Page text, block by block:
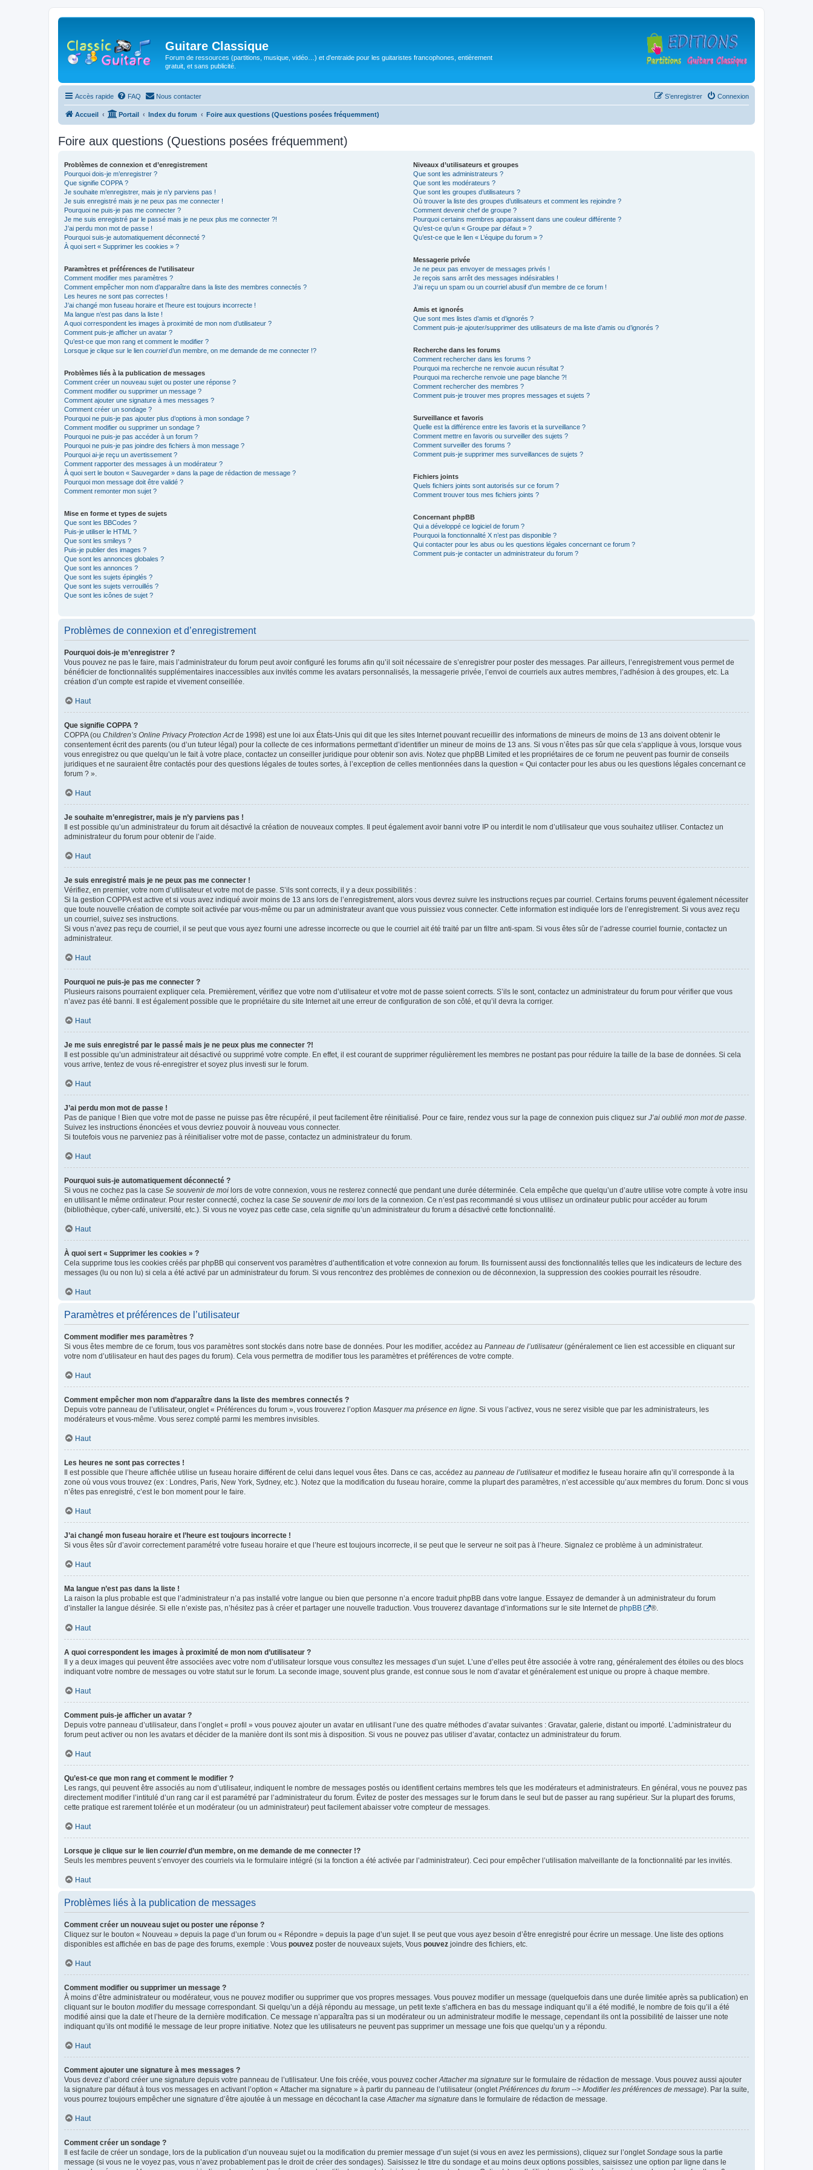
Guitare Classique
Forum de ressources (partitions, musique, vidéo…) et d'entraide pour les guitaristes francophones, entièrement
gratuit, et sans publicité.
Accès rapide FAQ Nous contacter Connexion
S’enregistrer
Accueil Portail Index du forum Foire aux questions (Questions posées fréquemment)
Foire aux questions (Questions posées fréquemment)
Problèmes de connexion et d’enregistrement
Pourquoi dois-je m’enregistrer ?
Que signifie COPPA ?
Je souhaite m’enregistrer, mais je n’y parviens pas !
Je suis enregistré mais je ne peux pas me connecter !
Pourquoi ne puis-je pas me connecter ?
Je me suis enregistré par le passé mais je ne peux plus me connecter ?!
J’ai perdu mon mot de passe !
Pourquoi suis-je automatiquement déconnecté ?
À quoi sert « Supprimer les cookies » ?
Paramètres et préférences de l’utilisateur
Comment modifier mes paramètres ?
Comment empêcher mon nom d’apparaître dans la liste des membres connectés ?
Les heures ne sont pas correctes !
J’ai changé mon fuseau horaire et l’heure est toujours incorrecte !
Ma langue n’est pas dans la liste !
A quoi correspondent les images à proximité de mon nom d’utilisateur ?
Comment puis-je afficher un avatar ?
Qu’est-ce que mon rang et comment le modifier ?
Lorsque je clique sur le lien courrield’un membre, on me demande de me connecter !?
Problèmes liés à la publication de messages
Comment créer un nouveau sujet ou poster une réponse ?
Comment modifier ou supprimer un message ?
Comment ajouter une signature à mes messages ?
Comment créer un sondage ?
Pourquoi ne puis-je pas ajouter plus d’options à mon sondage ?
Comment modifier ou supprimer un sondage ?
Pourquoi ne puis-je pas accéder à un forum ?
Pourquoi ne puis-je pas joindre des fichiers à mon message ?
Pourquoi ai-je reçu un avertissement ?
Comment rapporter des messages à un modérateur ?
À quoi sert le bouton « Sauvegarder » dans la page de rédaction de message ?
Pourquoi mon message doit être validé ?
Comment remonter mon sujet ?
Mise en forme et types de sujets
Que sont les BBCodes ?
Puis-je utiliser le HTML ?
Que sont les smileys ?
Puis-je publier des images ?
Que sont les annonces globales ?
Que sont les annonces ?
Que sont les sujets épinglés ?
Que sont les sujets verrouillés ?
Que sont les icônes de sujet ?
Niveaux d’utilisateurs et groupes
Que sont les administrateurs ?
Que sont les modérateurs ?
Que sont les groupes d’utilisateurs ?
Où trouver la liste des groupes d’utilisateurs et comment les rejoindre ?
Comment devenir chef de groupe ?
Pourquoi certains membres apparaissent dans une couleur différente ?
Qu’est-ce qu’un « Groupe par défaut » ?
Qu’est-ce que le lien « L’équipe du forum » ?
Messagerie privée
Je ne peux pas envoyer de messages privés !
Je reçois sans arrêt des messages indésirables !
J’ai reçu un spam ou un courriel abusif d’un membre de ce forum !
Amis et ignorés
Que sont mes listes d’amis et d’ignorés ?
Comment puis-je ajouter/supprimer des utilisateurs de ma liste d’amis ou d’ignorés ?
Recherche dans les forums
Comment rechercher dans les forums ?
Pourquoi ma recherche ne renvoie aucun résultat ?
Pourquoi ma recherche renvoie une page blanche ?!
Comment rechercher des membres ?
Comment puis-je trouver mes propres messages et sujets ?
Surveillance et favoris
Quelle est la différence entre les favoris et la surveillance ?
Comment mettre en favoris ou surveiller des sujets ?
Comment surveiller des forums ?
Comment puis-je supprimer mes surveillances de sujets ?
Fichiers joints
Quels fichiers joints sont autorisés sur ce forum ?
Comment trouver tous mes fichiers joints ?
Concernant phpBB
Qui a développé ce logiciel de forum ?
Pourquoi la fonctionnalité X n’est pas disponible ?
Qui contacter pour les abus ou les questions légales concernant ce forum ?
Comment puis-je contacter un administrateur du forum ?
Problèmes de connexion et d’enregistrement
Pourquoi dois-je m’enregistrer ?
Vous pouvez ne pas le faire, mais l’administrateur du forum peut avoir configuré les forums afin qu’il soit nécessaire de s’enregistrer pour poster des messages. Par ailleurs, l’enregistrement vous permet de
bénéficier de fonctionnalités supplémentaires inaccessibles aux invités comme les avatars personnalisés, la messagerie privée, l’envoi de courriels aux autres membres, l’adhésion à des groupes, etc. La
création d’un compte est rapide et vivement conseillée.
Haut
Que signifie COPPA ?
COPPA (ou Children’s Online Privacy Protection Actde 1998) est une loi aux États-Unis qui dit que les sites Internet pouvant recueillir des informations de mineurs de moins de 13 ans doivent obtenir le
consentement écrit des parents (ou d’un tuteur légal) pour la collecte de ces informations permettant d’identifier un mineur de moins de 13 ans. Si vous n’êtes pas sûr que cela s’applique à vous, lorsque vous
vous enregistrez ou que quelqu’un le fait à votre place, contactez un conseiller juridique pour obtenir son avis. Notez que phpBB Limited et les propriétaires de ce forum ne peuvent pas fournir de conseils
juridiques et ne sauraient être contactés pour des questions légales de toutes sortes, à l’exception de celles mentionnées dans la question « Qui contacter pour les abus ou les questions légales concernant ce
forum ? ».
Haut
Je souhaite m’enregistrer, mais je n’y parviens pas !
Il est possible qu’un administrateur du forum ait désactivé la création de nouveaux comptes. Il peut également avoir banni votre IP ou interdit le nom d’utilisateur que vous souhaitez utiliser. Contactez un
administrateur du forum pour obtenir de l’aide.
Haut
Je suis enregistré mais je ne peux pas me connecter !
Vérifiez, en premier, votre nom d’utilisateur et votre mot de passe. S’ils sont corrects, il y a deux possibilités :
Si la gestion COPPA est active et si vous avez indiqué avoir moins de 13 ans lors de l’enregistrement, alors vous devrez suivre les instructions reçues par courriel. Certains forums peuvent également nécessiter
que toute nouvelle création de compte soit activée par vous-même ou par un administrateur avant que vous puissiez vous connecter. Cette information est indiquée lors de l’enregistrement. Si vous avez reçu
un courriel, suivez ses instructions.
Si vous n’avez pas reçu de courriel, il se peut que vous ayez fourni une adresse incorrecte ou que le courriel ait été traité par un filtre anti-spam. Si vous êtes sûr de l’adresse courriel fournie, contactez un
administrateur.
Haut
Pourquoi ne puis-je pas me connecter ?
Plusieurs raisons pourraient expliquer cela. Premièrement, vérifiez que votre nom d’utilisateur et votre mot de passe soient corrects. S’ils le sont, contactez un administrateur du forum pour vérifier que vous
n’avez pas été banni. Il est également possible que le propriétaire du site Internet ait une erreur de configuration de son côté, et qu’il devra la corriger.
Haut
Je me suis enregistré par le passé mais je ne peux plus me connecter ?!
Il est possible qu’un administrateur ait désactivé ou supprimé votre compte. En effet, il est courant de supprimer régulièrement les membres ne postant pas pour réduire la taille de la base de données. Si cela
vous arrive, tentez de vous ré-enregistrer et soyez plus investi sur le forum.
Haut
J’ai perdu mon mot de passe !
Pas de panique ! Bien que votre mot de passe ne puisse pas être récupéré, il peut facilement être réinitialisé. Pour ce faire, rendez vous sur la page de connexion puis cliquez sur J’ai oublié mon mot de passe.
Suivez les instructions énoncées et vous devriez pouvoir à nouveau vous connecter.
Si toutefois vous ne parveniez pas à réinitialiser votre mot de passe, contactez un administrateur du forum.
Haut
Pourquoi suis-je automatiquement déconnecté ?
Si vous ne cochez pas la case Se souvenir de moi lors de votre connexion, vous ne resterez connecté que pendant une durée déterminée. Cela empêche que quelqu’un d’autre utilise votre compte à votre insu
en utilisant le même ordinateur. Pour rester connecté, cochez la case Se souvenir de moi lors de la connexion. Ce n’est pas recommandé si vous utilisez un ordinateur public pour accéder au forum
(bibliothèque, cyber-café, université, etc.). Si vous ne voyez pas cette case, cela signifie qu’un administrateur du forum a désactivé cette fonctionnalité.
Haut
À quoi sert « Supprimer les cookies » ?
Cela supprime tous les cookies créés par phpBB qui conservent vos paramètres d’authentification et votre connexion au forum. Ils fournissent aussi des fonctionnalités telles que les indicateurs de lecture des
messages (lu ou non lu) si cela a été activé par un administrateur du forum. Si vous rencontrez des problèmes de connexion ou de déconnexion, la suppression des cookies pourrait les résoudre.
Haut
Paramètres et préférences de l’utilisateur
Comment modifier mes paramètres ?
Si vous êtes membre de ce forum, tous vos paramètres sont stockés dans notre base de données. Pour les modifier, accédez au Panneau de l’utilisateur(généralement ce lien est accessible en cliquant sur
votre nom d’utilisateur en haut des pages du forum). Cela vous permettra de modifier tous les paramètres et préférences de votre compte.
Haut
Comment empêcher mon nom d’apparaître dans la liste des membres connectés ?
Depuis votre panneau de l’utilisateur, onglet « Préférences du forum », vous trouverez l’option Masquer ma présence en ligne. Si vous l’activez, vous ne serez visible que par les administrateurs, les
modérateurs et vous-même. Vous serez compté parmi les membres invisibles.
Haut
Les heures ne sont pas correctes !
Il est possible que l’heure affichée utilise un fuseau horaire différent de celui dans lequel vous êtes. Dans ce cas, accédez au panneau de l’utilisateuret modifiez le fuseau horaire afin qu’il corresponde à la
zone où vous vous trouvez (ex : Londres, Paris, New York, Sydney, etc.). Notez que la modification du fuseau horaire, comme la plupart des paramètres, n’est accessible qu’aux membres du forum. Donc si vous
n’êtes pas enregistré, c’est le bon moment pour le faire.
Haut
J’ai changé mon fuseau horaire et l’heure est toujours incorrecte !
Si vous êtes sûr d’avoir correctement paramétré votre fuseau horaire et que l’heure est toujours incorrecte, il se peut que le serveur ne soit pas à l’heure. Signalez ce problème à un administrateur.
Haut
Ma langue n’est pas dans la liste !
La raison la plus probable est que l’administrateur n’a pas installé votre langue ou bien que personne n’a encore traduit phpBB dans votre langue. Essayez de demander à un administrateur du forum
d’installer la langue désirée. Si elle n’existe pas, n’hésitez pas à créer et partager une nouvelle traduction. Vous trouverez davantage d’informations sur le site Internet de phpBB ®.
Haut
A quoi correspondent les images à proximité de mon nom d’utilisateur ?
Il y a deux images qui peuvent être associées avec votre nom d’utilisateur lorsque vous consultez les messages d’un sujet. L’une d’elles peut être associée à votre rang, généralement des étoiles ou des blocs
indiquant votre nombre de messages ou votre statut sur le forum. La seconde image, souvent plus grande, est connue sous le nom d’avatar et généralement est unique ou propre à chaque membre.
Haut
Comment puis-je afficher un avatar ?
Depuis votre panneau d’utilisateur, dans l’onglet « profil » vous pouvez ajouter un avatar en utilisant l’une des quatre méthodes d’avatar suivantes : Gravatar, galerie, distant ou importé. L’administrateur du
forum peut activer ou non les avatars et décider de la manière dont ils sont mis à disposition. Si vous ne pouvez pas utiliser d’avatar, contactez un administrateur du forum.
Haut
Qu’est-ce que mon rang et comment le modifier ?
Les rangs, qui peuvent être associés au nom d’utilisateur, indiquent le nombre de messages postés ou identifient certains membres tels que les modérateurs et administrateurs. En général, vous ne pouvez pas
directement modifier l’intitulé d’un rang car il est paramétré par l’administrateur du forum. Évitez de poster des messages sur le forum dans le seul but de passer au rang supérieur. Sur la plupart des forums,
cette pratique est rarement tolérée et un modérateur (ou un administrateur) peut facilement abaisser votre compteur de messages.
Haut
Lorsque je clique sur le lien courrield’un membre, on me demande de me connecter !?
Seuls les membres peuvent s’envoyer des courriels via le formulaire intégré (si la fonction a été activée par l’administrateur). Ceci pour empêcher l’utilisation malveillante de la fonctionnalité par les invités.
Haut
Problèmes liés à la publication de messages
Comment créer un nouveau sujet ou poster une réponse ?
Cliquez sur le bouton « Nouveau » depuis la page d’un forum ou « Répondre » depuis la page d’un sujet. Il se peut que vous ayez besoin d’être enregistré pour écrire un message. Une liste des options
disponibles est affichée en bas de page des forums, exemple : Vous pouvez poster de nouveaux sujets, Vous pouvez joindre des fichiers, etc.
Haut
Comment modifier ou supprimer un message ?
À moins d’être administrateur ou modérateur, vous ne pouvez modifier ou supprimer que vos propres messages. Vous pouvez modifier un message (quelquefois dans une durée limitée après sa publication) en
cliquant sur le bouton modifierdu message correspondant. Si quelqu’un a déjà répondu au message, un petit texte s’affichera en bas du message indiquant qu’il a été modifié, le nombre de fois qu’il a été
modifié ainsi que la date et l’heure de la dernière modification. Ce message n’apparaîtra pas si un modérateur ou un administrateur modifie le message, cependant ils ont la possibilité de laisser une note
indiquant qu’ils ont modifié le message de leur propre initiative. Notez que les utilisateurs ne peuvent pas supprimer un message une fois que quelqu’un y a répondu.
Haut
Comment ajouter une signature à mes messages ?
Vous devez d’abord créer une signature depuis votre panneau de l’utilisateur. Une fois créée, vous pouvez cocherAttacher ma signature sur le formulaire de rédaction de message. Vous pouvez aussi ajouter
la signature par défaut à tous vos messages en activant l’option « Attacher ma signature » à partir du panneau de l’utilisateur (ongletPréférences du forum --> Modifier les préférences de message). Par la suite,
vous pourrez toujours empêcher une signature d’être ajoutée à un message en décochant la caseAttacher ma signature dans le formulaire de rédaction de message.
Haut
Comment créer un sondage ?
Il est facile de créer un sondage, lors de la publication d’un nouveau sujet ou la modification du premier message d’un sujet (si vous en avez les permissions), cliquez sur l’ongletSondage sous la partie
message (si vous ne le voyez pas, vous n’avez probablement pas le droit de créer des sondages). Saisissez le titre du sondage et au moins deux options possibles, saisissez une option par ligne dans le